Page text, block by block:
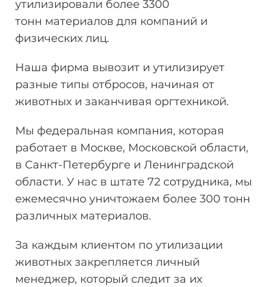
утилизировали более 3300
тонн материалов для компаний и
физических лиц.
Наша фирма вывозит и утилизирует
разные типы отбросов, начиная от
животных и заканчивая оргтехникой.
Мы федеральная компания, которая
работает в Москве, Московской области,
в Санкт-Петербурге и Ленинградской
области. У нас в штате 72 сотрудника, мы
ежемесячно уничтожаем более 300 тонн
различных материалов.
За каждым клиентом по утилизации
животных закрепляется личный
менеджер, который следит за их